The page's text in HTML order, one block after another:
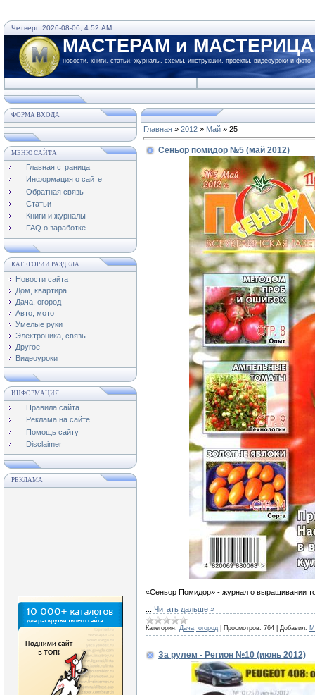
Четверг, 2026-08-06, 4:52 AM
МАСТЕРАМ и
новости, книги, статьи, журналы, схемы, инструкции, проекты, видеоуроки и фото
ФОРМА ВХОДА
МЕНЮ САЙТА
Главная страница
Информация о сайте
Обратная связь
Статьи
Книги и журналы
FAQ о заработке
КАТЕГОРИИ РАЗДЕЛА
Новости сайта
Дом, квартира
Дача, огород
Авто, мото
Умелые руки
Электроника, связь
Другое
Видеоуроки
ИНФОРМАЦИЯ
Правила сайта
Реклама на сайте
Помощь сайту
Disclaimer
РЕКЛАМА
Главная » 2012 » Май » 25
Сеньор помидор №5 (май 2012)
«Сеньор Помидор» - журнал о выращивании
Читать дальше »
Категория: Дача, огород Просмотров: 764 Добавил:
За рулем - Регион №10 (июнь 2012)